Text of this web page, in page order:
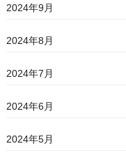
2024年9月
2024年8月
2024年7月
2024年6月
2024年5月